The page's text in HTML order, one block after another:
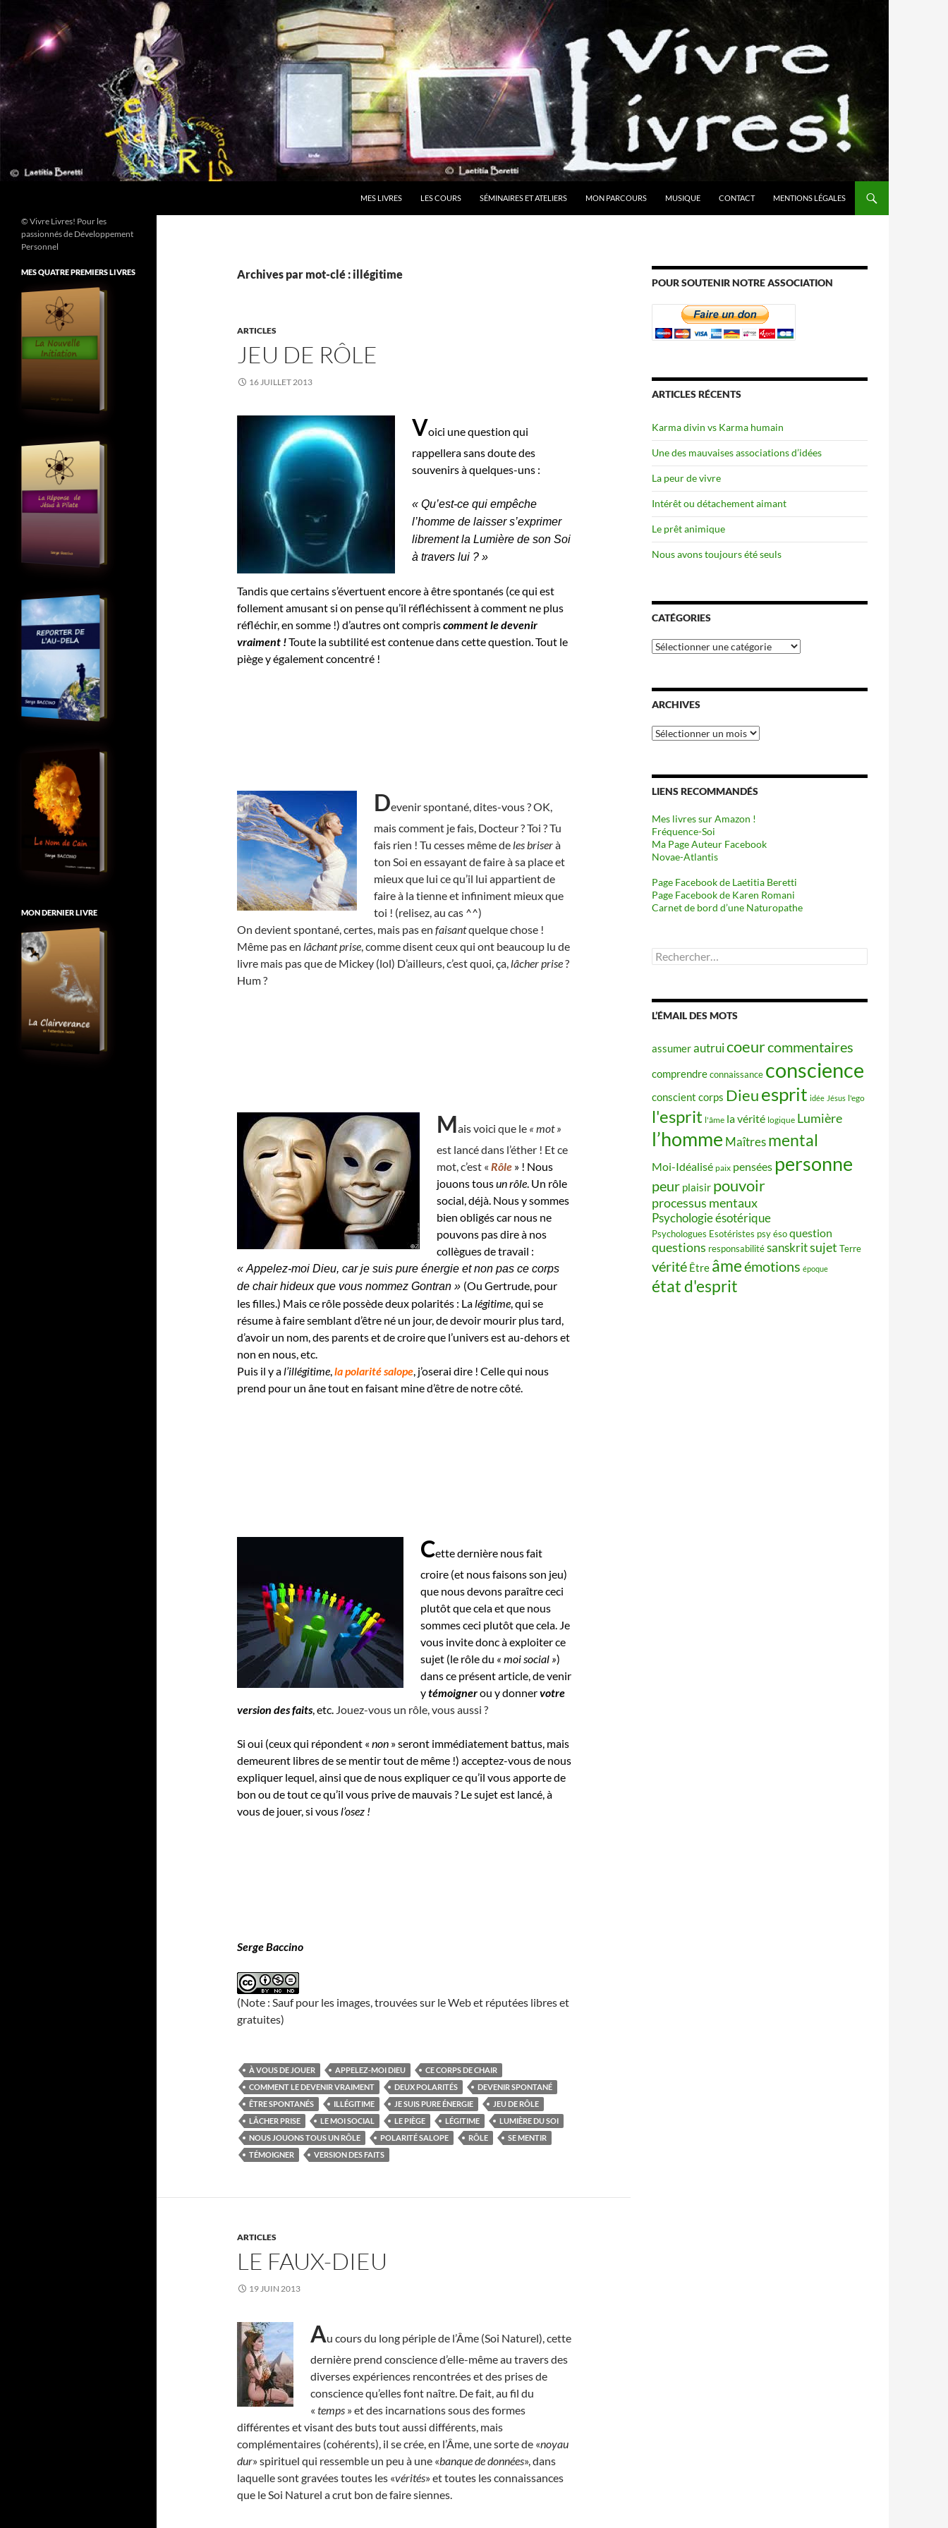
contenu
MES LIVRES LES COURS SÉMINAIRES ET ATELIERS MON PARCOURS MUSIQUE CONTACT MENTIONS LÉGALES
Archives par mot-clé : illégitime
ARTICLES
JEU DE RÔLE
16 JUILLET 2013
Voici une question qui
rappellera sans doute des
souvenirs à quelques-uns :
« Qu’est-ce qui empêche
l’homme de laisser s’exprimer
librement la Lumière de son Soi
à travers lui ? »
Tandis que certains s’évertuent encore à être spontanés (ce qui est
follement amusant si on pense qu’il réfléchissent à comment ne plus
réfléchir, en somme !) d’autres ont compriscomment le devenir
vraiment !Toute la subtilité est contenue dans cette question. Tout le
piège y également concentré !
Devenir spontané, dites-vous ? OK,
mais comment je fais, Docteur ? Toi ? Tu
fais rien ! Tu cesses même de les briserà
ton Soi en essayant de faire à sa place et
mieux que lui ce qu’il lui appartient de
faire à la tienne et infiniment mieux que
toi ! (relisez, au cas ^^)
On devient spontané, certes, mais pas en faisantquelque chose !
Même pas en lâchant prise, comme disent ceux qui ont beaucoup lu de
livre mais pas que de Mickey (lol) D’ailleurs, c’est quoi, ça, lâcher prise?
Hum ?
Mais voici que le « mot »
est lancé dans l’éther ! Et ce
mot, c’est « Rôle » ! Nous
jouons tousun rôle. Un rôle
social, déjà. Nous y sommes
bien obligés car nous ne
pouvons pas dire à nos
collègues de travail :
« Appelez-moi Dieu, car je suis pure énergie et non pas ce corps
de chair hideux que vous nommez Gontran » (Ou Gertrude, pour
les filles.) Mais ce rôle possède deux polarités : Lalégitime, qui se
résume à faire semblant d’être né un jour, de devoir mourir plus tard,
d’avoir un nom, des parents et de croire que l’univers est au-dehors et
non en nous, etc.
Puis il y al’illégitime,lapolarité salope, j’oserai dire ! Celle qui nous
prend pour un âne tout en faisant mine d’être de notre côté.
Cette dernière nous fait
croire (et nous faisons son jeu)
que nous devons paraître ceci
plutôt que cela et que nous
sommes ceci plutôt que cela. Je
vous invite donc à exploiter ce
sujet (le rôle du « moi social »)
dans ce présent article, de venir
ytémoignerou y donnervotre
version des faits, etc. Jouez-vous un rôle, vous aussi ?
Si oui (ceux qui répondent « non » seront immédiatement battus, mais
demeurent libres de se mentir tout de même !) acceptez-vous de nous
expliquer lequel, ainsi que de nous expliquer ce qu’il vous apporte de
bon ou de tout ce qu’il vous prive de mauvais ? Le sujet est lancé, à
vous de jouer, si vousl’osez !
Serge Baccino
(Note : Sauf pour les images, trouvées sur le Web et réputées libres et
gratuites)
À VOUS DE JOUER APPELEZ-MOI DIEU
CE CORPS DE CHAIR
COMMENT LE DEVENIR VRAIMENT
DEUX POLARITÉS
DEVENIR SPONTANÉ
ÊTRE SPONTANÉS
ILLÉGITIME JE SUIS PURE ÉNERGIE
JEU DE RÔLE
LÂCHER PRISE
LE MOI SOCIAL LE PIÈGE LÉGITIME
LUMIÈRE DU SOI
NOUS JOUONS TOUS UN RÔLE
POLARITÉ SALOPE RÔLE
SE MENTIR
TÉMOIGNER
VERSION DES FAITS
ARTICLES
LE FAUX-DIEU
19 JUIN 2013
Au cours du long périple de l’Âme (Soi Naturel), cette
dernière prend conscience d’elle-même au travers des
diverses expériences rencontrées et des prises de
conscience qu’elles font naître. De fait, au fil du
« temps » et des incarnations sous des formes
différentes et visant des buts tout aussi différents, mais
complémentaires (cohérents), il se crée, en l’Âme, une sorte de «noyau
dur» spirituel qui ressemble un peu à une «banque de données», dans
laquelle sont gravées toutes les «vérités» et toutes les connaissances
que le Soi Naturel a crut bon de faire siennes.
POUR SOUTENIR NOTRE ASSOCIATION
ARTICLES RÉCENTS
Karma divin vs Karma humain
Une des mauvaises associations d’idées
La peur de vivre
Intérêt ou détachement aimant
Le prêt animique
Nous avons toujours été seuls
CATÉGORIES
Catégories
ARCHIVES
Archives
LIENS RECOMMANDÉS
Mes livres sur Amazon !
Fréquence-Soi
Ma Page Auteur Facebook
Novae-Atlantis
Page Facebook de Laetitia Beretti
Page Facebook de Karen Romani
Carnet de bord d’une Naturopathe
Rechercher :
L’ÉMAIL DES MOTS
assumerautruicoeurcommentaires
comprendreconnaissance conscience
conscient corps Dieuesprit idée Jésus l'ego
l'esprit l'âme la vérité logique Lumière
l’homme Maîtres mental
Moi-Idéalisé paix pensées personne
peur plaisir pouvoir
processus mentaux
Psychologie ésotérique
Psychologues Esotéristes psy ésoquestion
questions responsabilitésanskritsujet Terre
vérité Être âmeémotions époque
état d'esprit
© Vivre Livres! Pour les
passionnés de Développement
Personnel
MES QUATRE PREMIERS LIVRES
MON DERNIER LIVRE